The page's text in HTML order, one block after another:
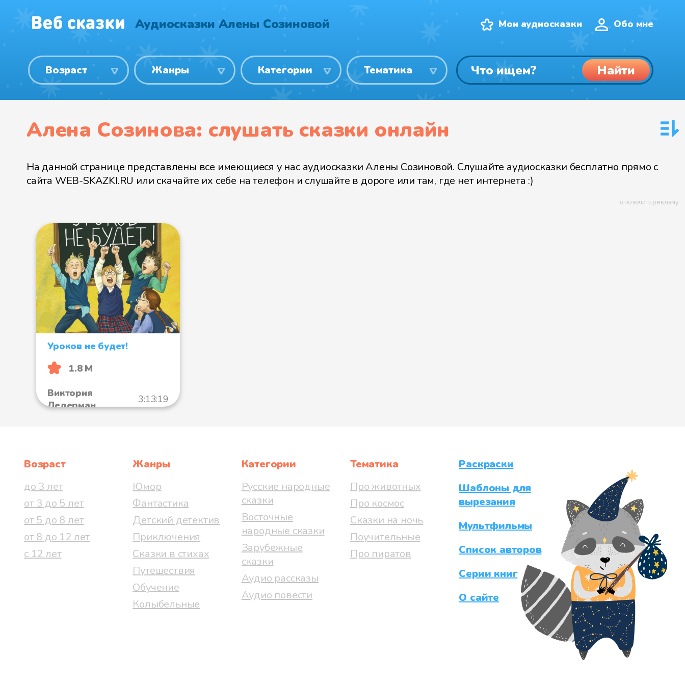
Аудиосказки Алены Созиновой Мои аудиосказки Обо мне
Возраст Жанры Категории Тематика Найти
Алена Созинова: слушать сказки онлайн
На данной странице представлены все имеющиеся у нас аудиосказки Алены Созиновой. Слушайте аудиосказки бесплатно прямо с
сайта WEB-SKAZKI.RU или скачайте их себе на телефон и слушайте в дороге или там, где нет интернета :)
отключить рекламу
Уроков не будет!
1.8 М
Виктория
Ледерман
3:13:19
Возраст
до 3 лет
от 3 до 5 лет
от 5 до 8 лет
от 8 до 12 лет
с 12 лет
Жанры
Юмор
Фантастика
Детский детектив
Приключения
Сказки в стихах
Путешествия
Обучение
Колыбельные
Категории
Русские народные
сказки
Восточные
народные сказки
Зарубежные
сказки
Аудио рассказы
Аудио повести
Тематика
Про животных
Про космос
Сказки на ночь
Поучительные
Про пиратов
Раскраски
Шаблоны для
вырезания
Мультфильмы
Список авторов
Серии книг
О сайте